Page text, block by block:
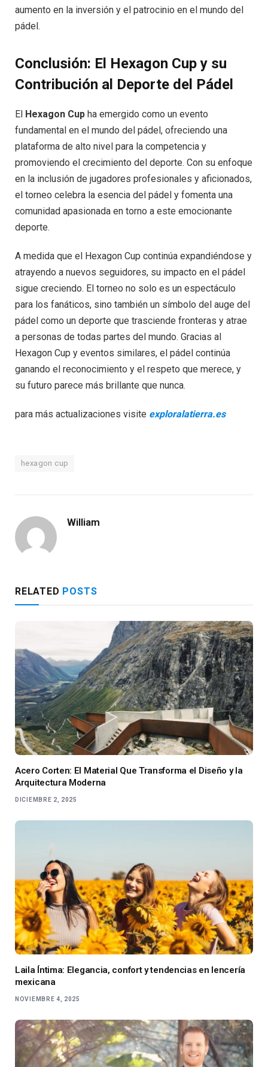
aumento en la inversión y el patrocinio en el mundo del
pádel.
Conclusión: El Hexagon Cup y su
Contribución al Deporte del Pádel
El Hexagon Cup ha emergido como un evento
fundamental en el mundo del pádel, ofreciendo una
plataforma de alto nivel para la competencia y
promoviendo el crecimiento del deporte. Con su enfoque
en la inclusión de jugadores profesionales y aficionados,
el torneo celebra la esencia del pádel y fomenta una
comunidad apasionada en torno a este emocionante
deporte.
A medida que el Hexagon Cup continúa expandiéndose y
atrayendo a nuevos seguidores, su impacto en el pádel
sigue creciendo. El torneo no solo es un espectáculo
para los fanáticos, sino también un símbolo del auge del
pádel como un deporte que trasciende fronteras y atrae
a personas de todas partes del mundo. Gracias al
Hexagon Cup y eventos similares, el pádel continúa
ganando el reconocimiento y el respeto que merece, y
su futuro parece más brillante que nunca.
para más actualizaciones visite exploralatierra.es
hexagon cup
William
RELATED POSTS
Acero Corten: El Material Que Transforma el Diseño y la
Arquitectura Moderna
DICIEMBRE 2, 2025
Laila Íntima: Elegancia, confort y tendencias en lencería
mexicana
NOVIEMBRE 4, 2025